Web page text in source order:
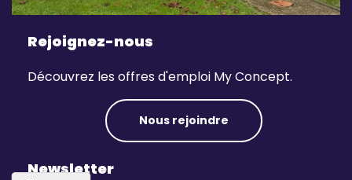
Rejoignez-nous
Découvrez les offres d'emploi My Concept.
Nous rejoindre
Newsletter